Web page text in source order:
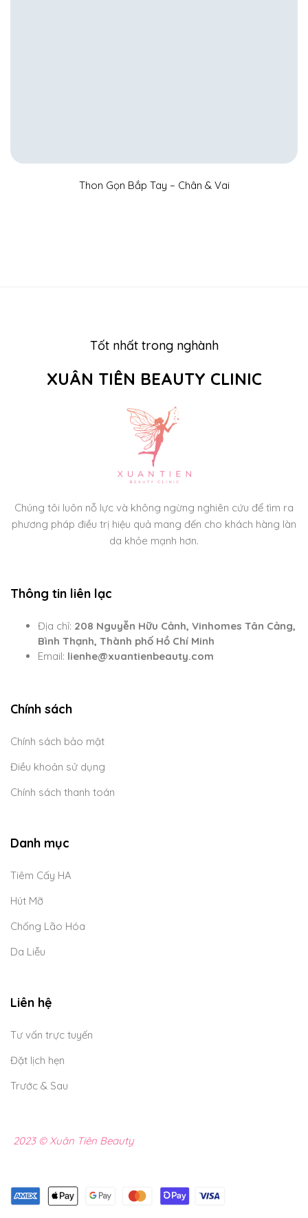
Thon Gọn Bắp Tay – Chân & Vai
Tốt nhất trong nghành
XUÂN TIÊN BEAUTY CLINIC
Chúng tôi luôn nỗ lực và không ngừng nghiên cứu để tìm ra
phương pháp điều trị hiệu quả mang đến cho khách hàng làn
da khỏe mạnh hơn.
Thông tin liên lạc
Địa chỉ: 208 Nguyễn Hữu Cảnh, Vinhomes Tân Cảng,
Bình Thạnh, Thành phố Hồ Chí Minh
Email: lienhe@xuantienbeauty.com
Chính sách
Chính sách bảo mật
Điều khoản sử dụng
Chính sách thanh toán
Danh mục
Tiêm Cấy HA
Hút Mỡ
Chống Lão Hóa
Da Liễu
Liên hệ
Tư vấn trực tuyến
Đặt lịch hẹn
Trước & Sau
2023 © Xuân Tiên Beauty